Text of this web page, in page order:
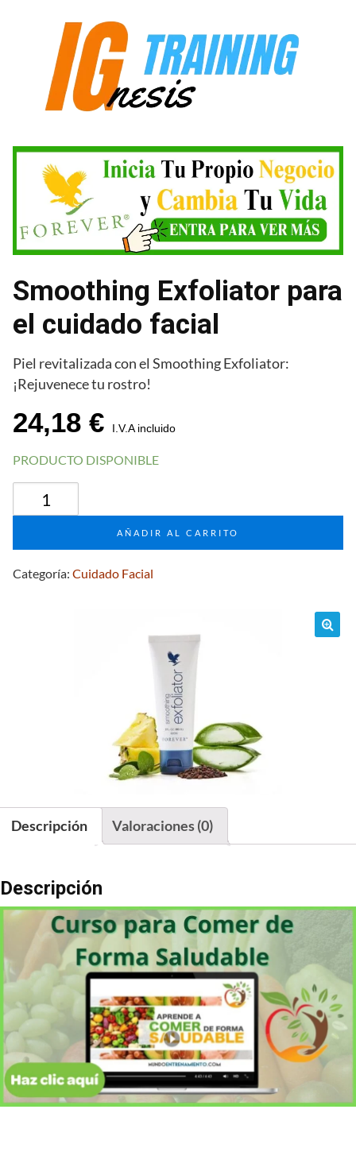
Smoothing Exfoliator para
el cuidado facial
Piel revitalizada con el Smoothing Exfoliator:
¡Rejuvenece tu rostro!
24,18 € I.V.A incluido
PRODUCTO DISPONIBLE
Smoothing
Exfoliator
el
cuidado
facial
AÑADIR AL CARRITO
Categoría: Cuidado Facial
Descripción Valoraciones (0)
Descripción